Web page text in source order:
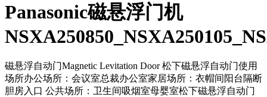
Panasonic磁悬浮门机
磁悬浮自动门Magnetic Levitation Door 松下磁悬浮自动门使用
场所办公场所：会议室总裁办公室家居场所：衣帽间阳台隔断
胆房入口 公共场所：卫生间吸烟室母婴室松下磁悬浮自动门